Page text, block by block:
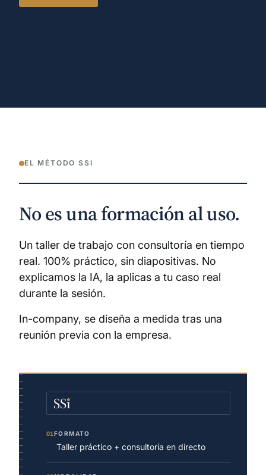
EL MÉTODO SSI
No es una formación al uso.
Un taller de trabajo con consultoría en tiempo
real. 100% práctico, sin diapositivas. No
explicamos la IA, la aplicas a tu caso real
durante la sesión.
In-company, se diseña a medida tras una
reunión previa con la empresa.
01FORMATO
Taller práctico + consultoría en directo